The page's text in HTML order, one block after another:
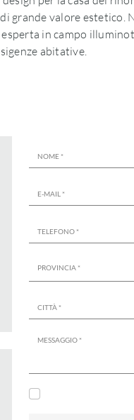
grande valore
in campo
abitative.